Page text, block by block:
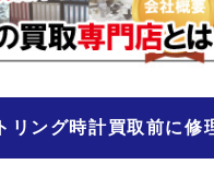
リング時計買取前に修